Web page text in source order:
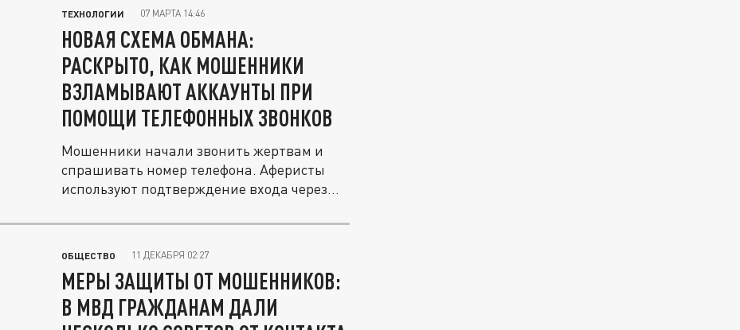
ТЕХНОЛОГИИ 07 МАРТА 14:46
НОВАЯ СХЕМА ОБМАНА:
РАСКРЫТО, КАК МОШЕННИКИ
ВЗЛАМЫВАЮТ АККАУНТЫ ПРИ
ПОМОЩИ ТЕЛЕФОННЫХ ЗВОНКОВ
Мошенники начали звонить жертвам и
спрашивать номер телефона. Аферисты
используют подтверждение входа через...
ОБЩЕСТВО 11 ДЕКАБРЯ 02:27
МЕРЫ ЗАЩИТЫ ОТ МОШЕННИКОВ:
В МВД ГРАЖДАНАМ ДАЛИ